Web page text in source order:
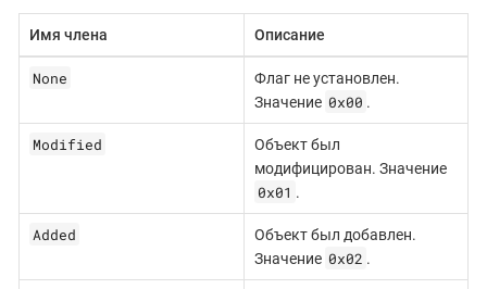
Имя члена Описание
None
Флаг не установлен.
Значение 0x00 .
Modified
Объект был
модифицирован. Значение
0x01 .
Added
Объект был добавлен.
Значение 0x02 .